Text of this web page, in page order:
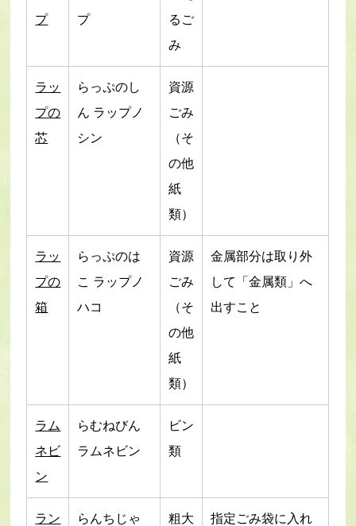
プ
プ
るご
み
ラッ
プの
芯
らっぷのし
ん ラップノ
シン
資源
ごみ
（そ
の他
紙
類）
ラッ
プの
箱
らっぷのは
こ ラップノ
ハコ
資源
ごみ
（そ
の他
紙
類）
金属部分は取り外
して「金属類」へ
出すこと
ラム
ネビ
ン
らむねびん
ラムネビン
ビン
類
ラン
らんちじゃ
粗大
指定ごみ袋に入れ